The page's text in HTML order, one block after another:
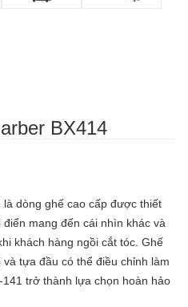
BX414
dòng ghế cao cấp được thiết
mang đến cái nhìn khác và
khách hàng ngồi cắt tóc. Ghế
tựa đầu có thể điều chỉnh làm
trở thành lựa chọn hoàn hảo